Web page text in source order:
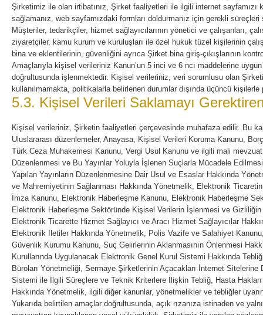
Şirketimiz ile olan irtibatınız, Şirket faaliyetleri ile ilgili internet
sağlamanız, web sayfamızdaki formları doldurmanız için gerekli süreçleri
Müşteriler, tedarikçiler, hizmet sağlayıcılarının yönetici ve çalışanları,
ziyaretçiler, kamu kurum ve kuruluşları ile özel hukuk tüzel kişilerinin
bina ve eklentilerinin, güvenliğini ayrıca Şirket bina giriş-çıkışlarının
Amaçlarıyla kişisel verileriniz Kanun’un 5 inci ve 6 ncı maddelerine
doğrultusunda işlenmektedir. Kişisel verileriniz, veri sorumlusu olan
kullanılmamakta, politikalarla belirlenen durumlar dışında üçüncü kişilerle
5.3. Kişisel Verileri Saklamayı
Kişisel verileriniz, Şirketin faaliyetleri çerçevesinde muhafaza edilir. Bu
Uluslararası düzenlemeler, Anayasa, Kişisel Verileri Koruma Kanunu,
Türk Ceza Muhakemesi Kanunu, Vergi Usul Kanunu ve ilgili mali mevzuat,
Düzenlenmesi ve Bu Yayınlar Yoluyla İşlenen Suçlarla Mücadele
Yapılan Yayınların Düzenlenmesine Dair Usul ve Esaslar Hakkında
ve Mahremiyetinin Sağlanması Hakkında Yönetmelik, Elektronik
İmza Kanunu, Elektronik Haberleşme Kanunu, Elektronik Haberleşme
Elektronik Haberleşme Sektöründe Kişisel Verilerin İşlenmesi ve
Elektronik Ticarette Hizmet Sağlayıcı ve Aracı Hizmet Sağlayıcılar
Elektronik İletiler Hakkında Yönetmelik, Polis Vazife ve Salahiyet
Güvenlik Kurumu Kanunu, Suç Gelirlerinin Aklanmasının Önlenmesi
Kurullarında Uygulanacak Elektronik Genel Kurul Sistemi Hakkında
Büroları Yönetmeliği, Sermaye Şirketlerinin Açacakları İnternet
Sistemi ile İlgili Süreçlere ve Teknik Kriterlere İlişkin Tebliğ, Hasta
Hakkında Yönetmelik, ilgili diğer kanunlar, yönetmelikler ve tebliğler
Yukarıda belirtilen amaçlar doğrultusunda, açık rızanıza istinaden ve